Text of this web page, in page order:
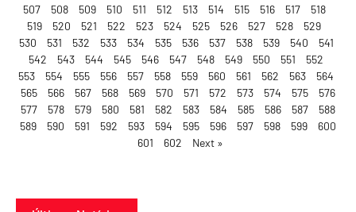
507
508 509 510 511 512 513 514 515 516 517
518
519
520 521 522 523 524 525 526 527 528
529
530
531 532 533 534 535 536 537 538 539 540
541
542
543 544 545 546 547 548 549 550 551
552
553
554 555 556 557 558 559 560 561 562 563
564
565
566 567 568 569 570 571 572 573 574 575
576
577
578 579 580 581 582 583 584 585 586 587
588
589
590 591 592 593 594 595 596 597 598 599
600
601
602 Next »